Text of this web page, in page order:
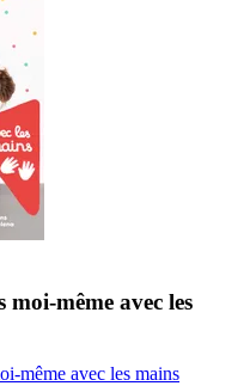
moi-même avec les
même avec les mains